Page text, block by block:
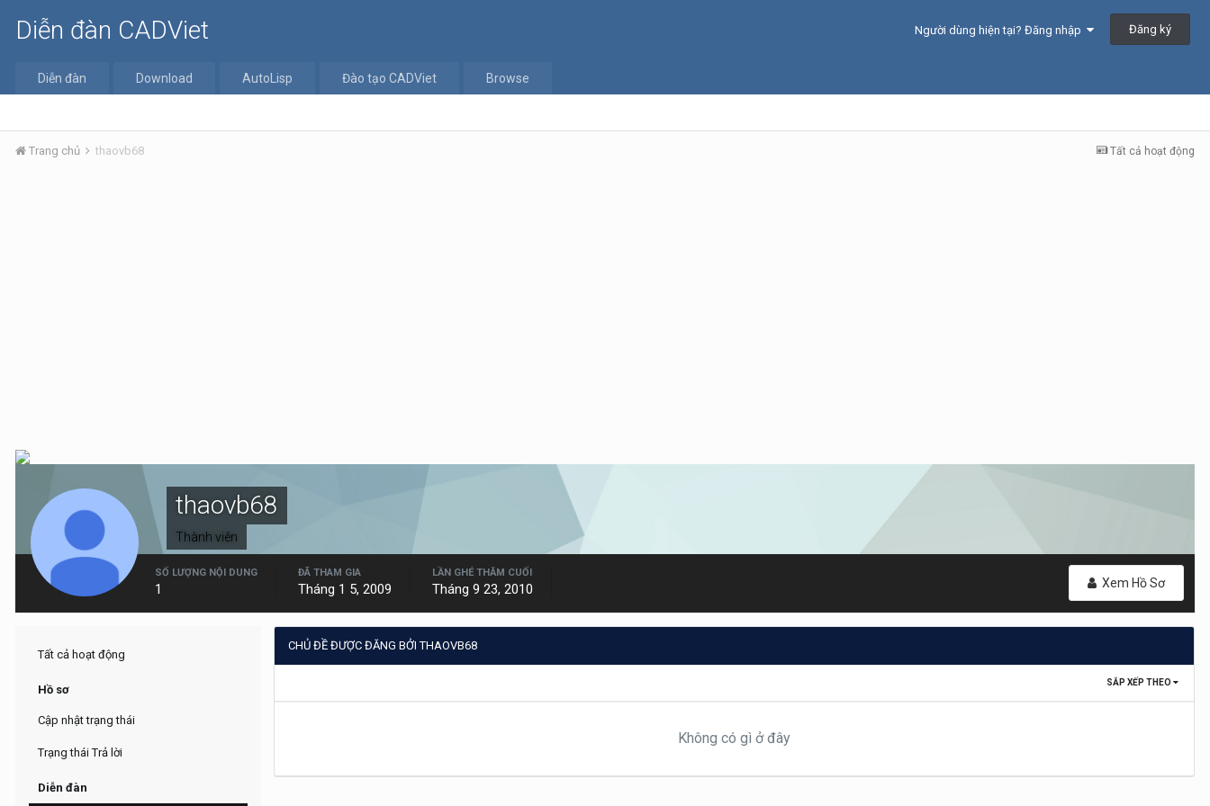
Diễn đàn CADViet Người dùng hiện tại? Đăng nhập Đăng ký
Diễn đàn Download AutoLisp Đào tạo CADViet Browse
Tất cả hoạt động
Trang chủ thaovb68
thaovb68
Thành viên
Xem Hồ Sơ
SỐ LƯỢNG NỘI DUNG
1
ĐÃ THAM GIA
Tháng 1 5, 2009
LẦN GHÉ THĂM CUỐI
Tháng 9 23, 2010
Tất cả hoạt động
Hồ sơ
Cập nhật trạng thái
Trạng thái Trả lời
Diễn đàn
CHỦ ĐỀ ĐƯỢC ĐĂNG BỞI THAOVB68
SẮP XẾP THEO
Không có gì ở đây